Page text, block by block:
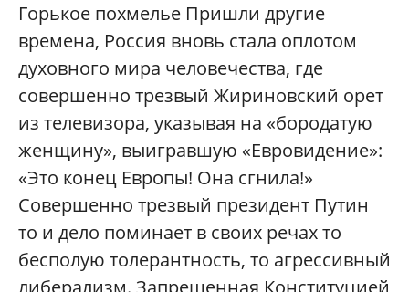
Горькое похмелье Пришли другие
времена, Россия вновь стала оплотом
духовного мира человечества, где
совершенно трезвый Жириновский орет
из телевизора, указывая на «бородатую
женщину», выигравшую «Евровидение»:
«Это конец Европы! Она сгнила!»
Совершенно трезвый президент Путин
то и дело поминает в своих речах то
бесполую толерантность, то агрессивный